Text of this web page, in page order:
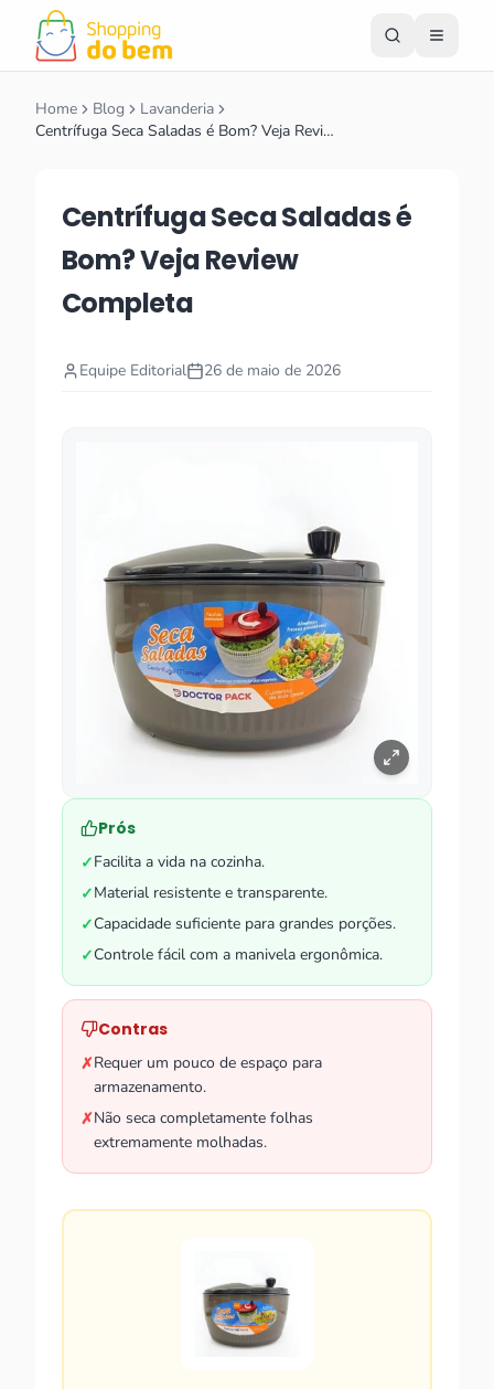
Home Blog
Lavanderia
Centrífuga Seca Saladas é Bom? Veja Revi…
Centrífuga Seca Saladas é
Bom? Veja Review
Completa
Equipe Editorial 26 de maio de 2026
Prós
✓Facilita a vida na cozinha.
✓Material resistente e transparente.
✓Capacidade suficiente para grandes porções.
✓Controle fácil com a manivela ergonômica.
Contras
✗Requer um pouco de espaço para
armazenamento.
✗Não seca completamente folhas
extremamente molhadas.